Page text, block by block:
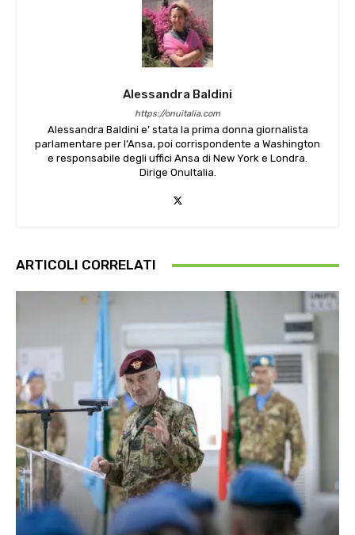
Alessandra Baldini
https://onuitalia.com
Alessandra Baldini e’ stata la prima donna giornalista
parlamentare per l’Ansa, poi corrispondente a Washington
e responsabile degli uffici Ansa di New York e Londra.
Dirige OnuItalia.
ARTICOLI CORRELATI